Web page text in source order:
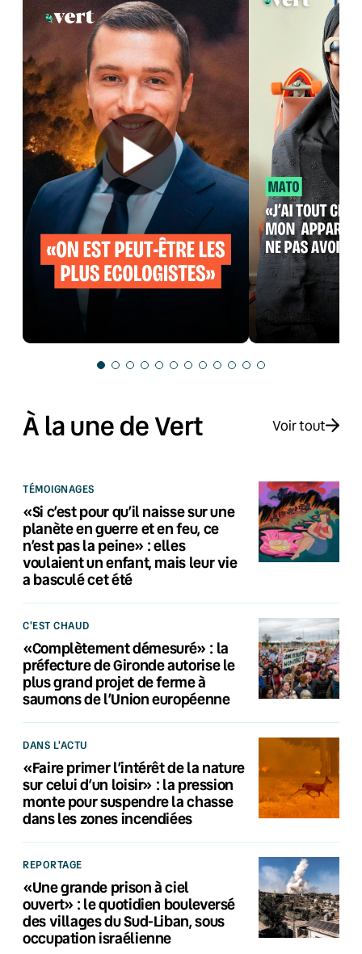
À la une de Vert Voir tout
TÉMOIGNAGES
«Si c’est pour qu’il naisse sur une
planète en guerre et en feu, ce
n’est pas la peine» : elles
voulaient un enfant, mais leur vie
a basculé cet été
C'EST CHAUD
«Complètement démesuré» : la
préfecture de Gironde autorise le
plus grand projet de ferme à
saumons de l’Union européenne
DANS L'ACTU
«Faire primer l’intérêt de la nature
sur celui d’un loisir» : la pression
monte pour suspendre la chasse
dans les zones incendiées
REPORTAGE
«Une grande prison à ciel
ouvert» : le quotidien bouleversé
des villages du Sud-Liban, sous
occupation israélienne